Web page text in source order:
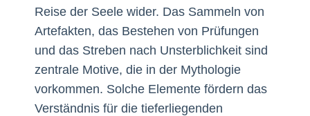
Reise der Seele wider. Das Sammeln von
Artefakten, das Bestehen von Prüfungen
und das Streben nach Unsterblichkeit sind
zentrale Motive, die in der Mythologie
vorkommen. Solche Elemente fördern das
Verständnis für die tieferliegenden